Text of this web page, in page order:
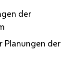
der
Planungen der